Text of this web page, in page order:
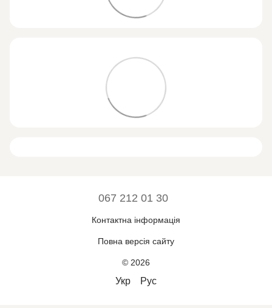
067 212 01 30
Контактна інформація
Повна версія сайту
© 2026
Укр Рус